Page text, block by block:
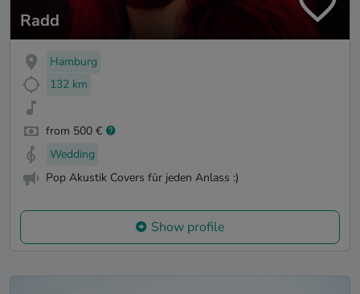
Radd
Hamburg
132 km
from 500 €
Wedding
Pop Akustik Covers für jeden Anlass :)
Show profile